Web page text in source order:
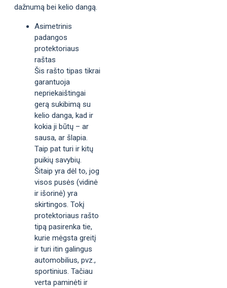
dažnumą bei kelio dangą.
Asimetrinis
padangos
protektoriaus
raštas
Šis rašto tipas tikrai
garantuoja
nepriekaištingai
gerą sukibimą su
kelio danga, kad ir
kokia ji būtų – ar
sausa, ar šlapia.
Taip pat turi ir kitų
puikių savybių.
Šitaip yra dėl to, jog
visos pusės (vidinė
ir išorinė) yra
skirtingos. Tokį
protektoriaus rašto
tipą pasirenka tie,
kurie mėgsta greitį
ir turi itin galingus
automobilius, pvz.,
sportinius. Tačiau
verta paminėti ir